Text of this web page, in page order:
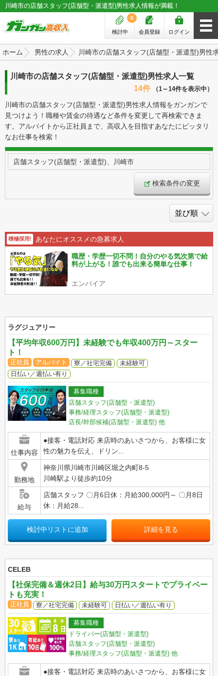
川崎市の店舗スタッフ(店舗型・派遣型)男性求人情報が満載！
ログイン
会員登録
検討中
0
ホーム 男性の求人 川崎市の店舗スタッフ(店舗型・派遣型)男性
川崎市の店舗スタッフ(店舗型・派遣型)男性求人一覧
14件
（1～14件を表示中）
川崎市の店舗スタッフ(店舗型・派遣型)男性求人情報をガンガンで
見つけよう！職種や賃金の待遇など条件を変更して再検索できま
す。アルバイトから正社員まで、高収入を目指すあなたにピッタリ
なお仕事を検索！
店舗スタッフ(店舗型・派遣型)、川崎市
検索条件の変更
積極採用! あなたにオススメの急募求人
職歴・学歴一切不問！自分のやる気次第で給
料が上がる！誰でも出来る簡単な仕事！
エンパイア
ラグジュアリー
【平均年収600万円】未経験でも年収400万円～スター
ト！
正社員 アルバイト 寮／社宅完備
未経験可
日払い／週払い有り
募集職種
店舗スタッフ(店舗型・派遣型)
事務/経理スタッフ(店舗型・派遣型)
店長/幹部候補(店舗型・派遣型) 他
仕事内容
●接客・電話対応 来店時のあいさつから、お客様に女
性の魅力を伝え、ドリン...
勤務地
神奈川県川崎市川崎区堀之内町8-5
川崎駅より徒歩約10分
給与
店舗スタッフ 〇月6日休：月給300,000円～ 〇月8日
休：月給28...
検討中リストに追加 詳細を見る
CELEB
【社保完備＆週休2日】給与30万円スタートでプライベー
トも充実！
正社員 寮／社宅完備 未経験可 日払い／週払い有り
募集職種
ドライバー(店舗型・派遣型)
店舗スタッフ(店舗型・派遣型)
事務/経理スタッフ(店舗型・派遣型) 他
●接客・電話対応 来店時のあいさつから、お客様に女